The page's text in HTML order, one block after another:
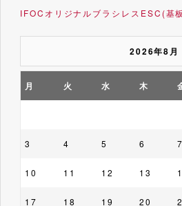
IFOCオリジナルブラシレスESC(基
2026年8月
月 火 水 木
3 4 5 6 7
10 11 12 13
17 18 19 20